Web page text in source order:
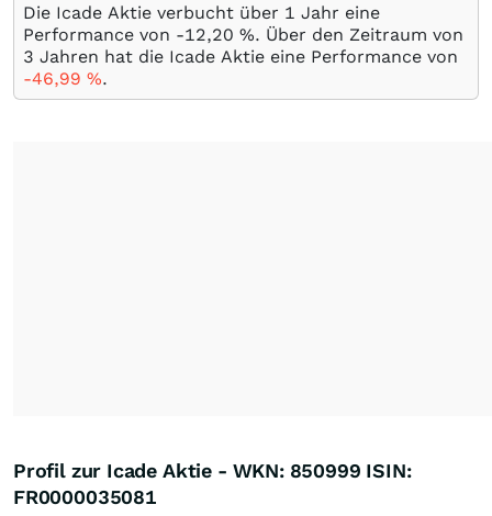
Die Icade Aktie verbucht über 1 Jahr eine
Performance von -12,20 %. Über den Zeitraum von
3 Jahren hat die Icade Aktie eine Performance von
-46,99 %.
Profil zur Icade Aktie - WKN: 850999 ISIN:
FR0000035081